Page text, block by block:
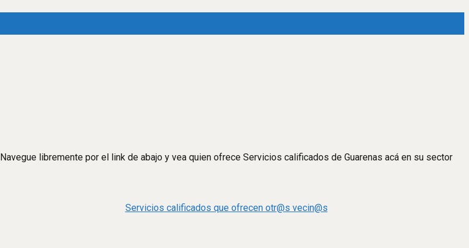
Navegue libremente por el link de abajo y vea quien ofrece Servicios calificados de Guarenas acá en su sector
Servicios calificados que ofrecen otr@s vecin@s